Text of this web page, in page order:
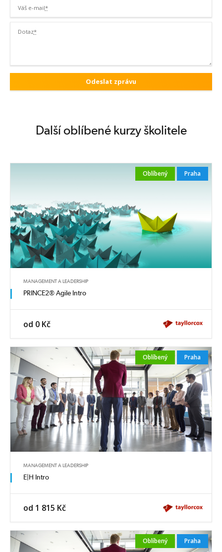
Váš e-mail*
Dotaz*
Další oblíbené kurzy školitele
Oblíbený Praha
MANAGEMENT A LEADERSHIP
PRINCE2® Agile Intro
od 0 Kč
Oblíbený Praha
MANAGEMENT A LEADERSHIP
E|H Intro
od 1 815 Kč
Oblíbený Praha